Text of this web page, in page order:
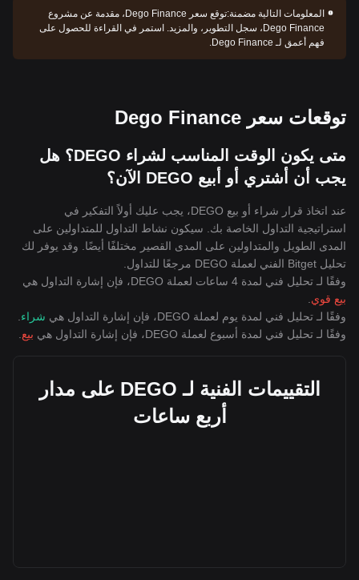
المعلومات التالية مضمنة:
توقع سعر Dego Finance، مقدمة عن مشروع
Dego Finance، سجل التطوير، والمزيد. استمر في القراءة للحصول على
فهم أعمق لـ Dego Finance.
توقعات سعر Dego Finance
متى يكون الوقت المناسب لشراء DEGO؟ هل
يجب أن أشتري أو أبيع DEGO الآن؟
عند اتخاذ قرار شراء أو بيع DEGO، يجب عليك أولاً التفكير في
استراتيجية التداول الخاصة بك. سيكون نشاط التداول للمتداولين على
المدى الطويل والمتداولين على المدى القصير مختلفًا أيضًا. وقد يوفر لك
تحليل Bitget الفني لعملة DEGO مرجعًا للتداول.
وفقًا لـ تحليل فني لمدة 4 ساعات لعملة DEGO، فإن إشارة التداول هي
بيع قوي
وفقًا لـ تحليل فني لمدة يوم لعملة DEGO، فإن إشارة التداول هي
شراء
وفقًا لـ تحليل فني لمدة أسبوع لعملة DEGO، فإن إشارة التداول هي
بيع
التقييمات الفنية لـ DEGO على مدار
أربع ساعات